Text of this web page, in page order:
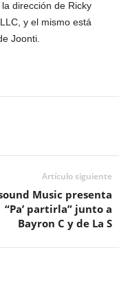
dirección de Ricky
y el mismo está
Joonti.
Artículo siguiente
Music presenta
“Pa’ partirla” junto a
Bayron C y de La S